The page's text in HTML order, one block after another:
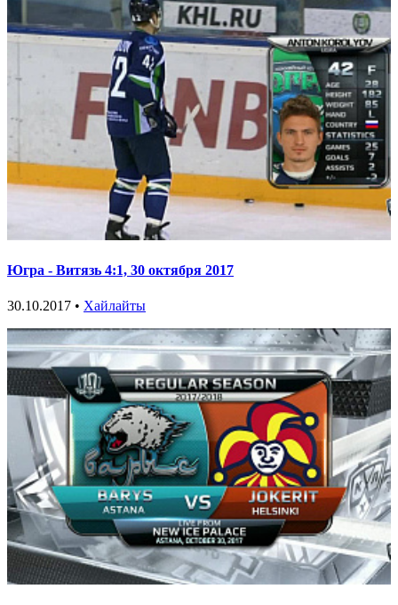
Югра - Витязь 4:1, 30 октября 2017
30.10.2017 • Хайлайты